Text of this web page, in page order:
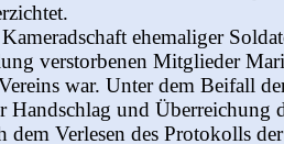
ehemaliger
verstorbenen Mitglieder
war. Unter dem Beifall
und Überreichung
dem Verlesen des Protokolls